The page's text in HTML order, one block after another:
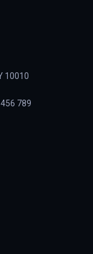
10010
789